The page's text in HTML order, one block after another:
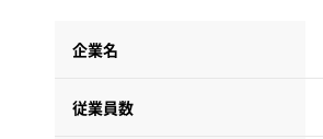
企業名
従業員数